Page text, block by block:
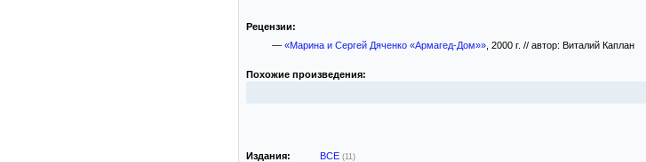
Рецензии:
— «Марина и Сергей Дяченко «Армагед-Дом»», 2000 г. // автор: Виталий Каплан
Похожие произведения:
Издания: ВСЕ (11)